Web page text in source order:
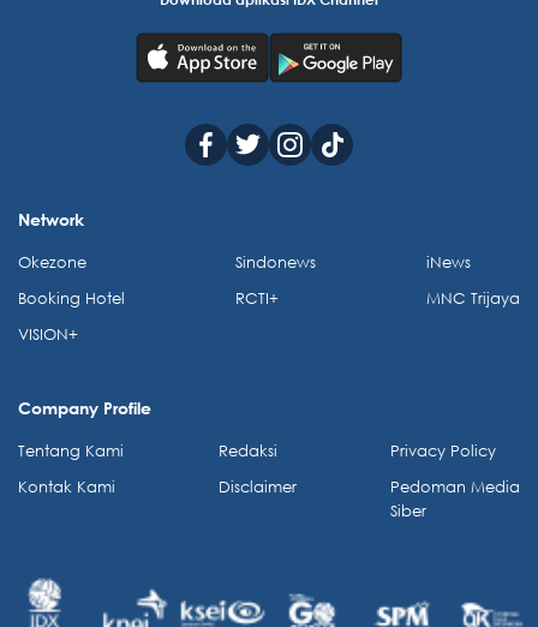
Network
Okezone
Booking Hotel
VISION+
Sindonews
RCTI+
iNews
MNC Trijaya
Company Profile
Tentang Kami
Kontak Kami
Redaksi
Disclaimer
Privacy Policy
Pedoman Media
Siber